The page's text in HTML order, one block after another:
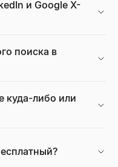
фото с ИИ бесплатно.
тысячу показов), общие
и Google X-
поиска в
куда-либо или